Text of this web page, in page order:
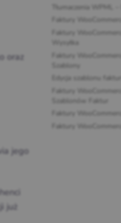
oraz
jego
już
Tłumaczenia WPML
Faktury
Faktury
Wysyłka
Faktury
Szablony
Edycja szablonu
Faktury
Szablonów Faktur
Faktury
Faktury